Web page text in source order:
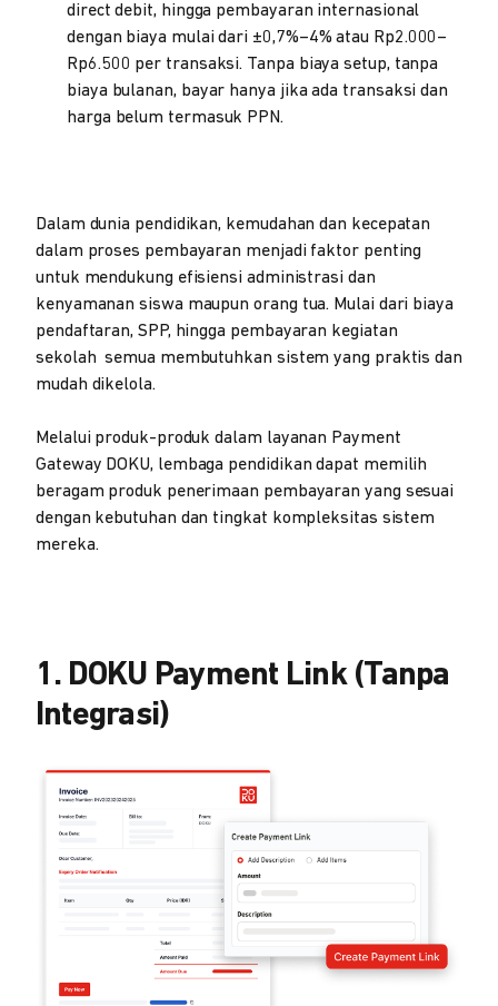
direct debit, hingga pembayaran internasional
dengan biaya mulai dari ±0,7%–4% atau Rp2.000–
Rp6.500 per transaksi. Tanpa biaya setup, tanpa
biaya bulanan, bayar hanya jika ada transaksi dan
harga belum termasuk PPN.
Dalam dunia pendidikan, kemudahan dan kecepatan
dalam proses pembayaran menjadi faktor penting
untuk mendukung efisiensi administrasi dan
kenyamanan siswa maupun orang tua. Mulai dari biaya
pendaftaran, SPP, hingga pembayaran kegiatan
sekolah semua membutuhkan sistem yang praktis dan
mudah dikelola.
Melalui produk-produk dalam layanan Payment
Gateway DOKU, lembaga pendidikan dapat memilih
beragam produk penerimaan pembayaran yang sesuai
dengan kebutuhan dan tingkat kompleksitas sistem
mereka.
1. DOKU Payment Link (Tanpa
Integrasi)